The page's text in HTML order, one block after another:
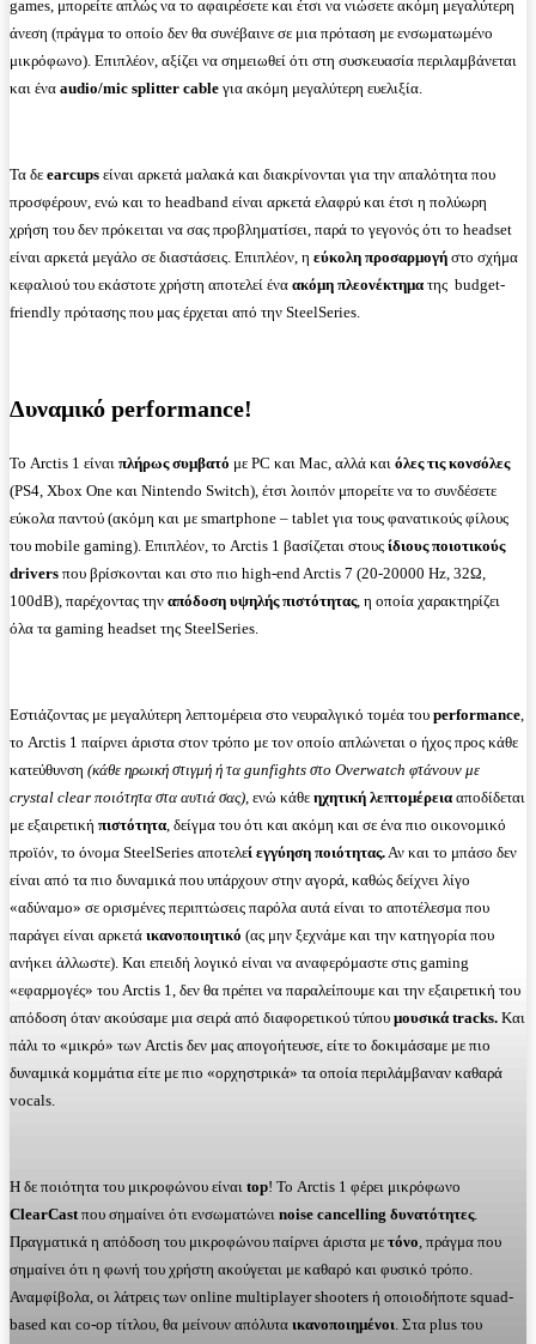
games, μπορείτε απλώς να το αφαιρέσετε και έτσι να νιώσετε ακόμη μεγαλύτερη
άνεση (πράγμα το οποίο δεν θα συνέβαινε σε μια πρόταση με ενσωματωμένο
μικρόφωνο). Επιπλέον, αξίζει να σημειωθεί ότι στη συσκευασία περιλαμβάνεται
και ένα audio/mic splitter cable για ακόμη μεγαλύτερη ευελιξία.
Τα δε earcups είναι αρκετά μαλακά και διακρίνονται για την απαλότητα που
προσφέρουν, ενώ και το headband είναι αρκετά ελαφρύ και έτσι η πολύωρη
χρήση του δεν πρόκειται να σας προβληματίσει, παρά το γεγονός ότι το headset
είναι αρκετά μεγάλο σε διαστάσεις. Επιπλέον, η εύκολη προσαρμογή στο σχήμα
κεφαλιού του εκάστοτε χρήστη αποτελεί ένα ακόμη πλεονέκτημα της budget-
friendly πρότασης που μας έρχεται από την SteelSeries.
Δυναμικό performance!
Το Arctis 1 είναι πλήρως συμβατό με PC και Mac, αλλά και όλες τις κονσόλες
(PS4, Xbox One και Nintendo Switch), έτσι λοιπόν μπορείτε να το συνδέσετε
εύκολα παντού (ακόμη και με smartphone – tablet για τους φανατικούς φίλους
του mobile gaming). Επιπλέον, το Arctis 1 βασίζεται στους ίδιους ποιοτικούς
drivers που βρίσκονται και στο πιο high-end Arctis 7 (20-20000 Ηz, 32Ω,
100dB), παρέχοντας την απόδοση υψηλής πιστότητας, η οποία χαρακτηρίζει
όλα τα gaming headset της SteelSeries.
Εστιάζοντας με μεγαλύτερη λεπτομέρεια στο νευραλγικό τομέα του performance,
το Arctis 1 παίρνει άριστα στον τρόπο με τον οποίο απλώνεται o ήχος προς κάθε
κατεύθυνση (κάθε ηρωική στιγμή ή τα gunfights στο Overwatch φτάνουν με
crystal clear ποιότητα στα αυτιά σας), ενώ κάθε ηχητική λεπτομέρεια αποδίδεται
με εξαιρετική πιστότητα, δείγμα του ότι και ακόμη και σε ένα πιο οικονομικό
προϊόν, το όνομα SteelSeries αποτελεί εγγύηση ποιότητας.Αν και το μπάσο δεν
είναι από τα πιο δυναμικά που υπάρχουν στην αγορά, καθώς δείχνει λίγο
«αδύναμο» σε ορισμένες περιπτώσεις παρόλα αυτά είναι το αποτέλεσμα που
παράγει είναι αρκετά ικανοποιητικό (ας μην ξεχνάμε και την κατηγορία που
ανήκει άλλωστε). Και επειδή λογικό είναι να αναφερόμαστε στις gaming
«εφαρμογές» του Arctis 1, δεν θα πρέπει να παραλείπουμε και την εξαιρετική του
απόδοση όταν ακούσαμε μια σειρά από διαφορετικού τύπου μουσικά tracks. Και
πάλι το «μικρό» των Arctis δεν μας απογοήτευσε, είτε το δοκιμάσαμε με πιο
δυναμικά κομμάτια είτε με πιο «ορχηστρικά» τα οποία περιλάμβαναν καθαρά
vocals.
Η δε ποιότητα του μικροφώνου είναι top! Το Arctis 1 φέρει μικρόφωνο
ClearCastπου σημαίνει ότι ενσωματώνει noise cancelling δυνατότητες.
Πραγματικά η απόδοση του μικροφώνου παίρνει άριστα με τόνο, πράγμα που
σημαίνει ότι η φωνή του χρήστη ακούγεται με καθαρό και φυσικό τρόπο.
Αναμφίβολα, οι λάτρεις των online multiplayer shooters ή οποιοδήποτε squad-
based και co-op τίτλου, θα μείνουν απόλυτα ικανοποιημένοι. Στα plus του